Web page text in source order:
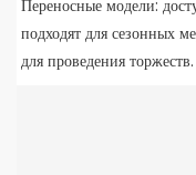
Переносные модели:
подходят для сезонных
для проведения торжеств.